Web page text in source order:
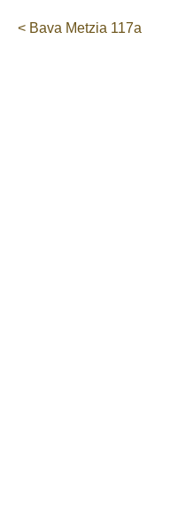
< Bava Metzia 117a